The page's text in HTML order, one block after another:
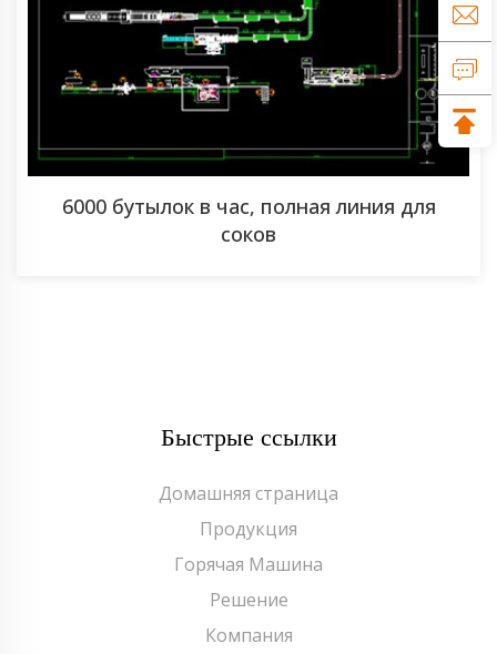
6000 бутылок в час, полная линия для
соков
Быстрые ссылки
Домашняя страница
Продукция
Горячая Машина
Решение
Компания